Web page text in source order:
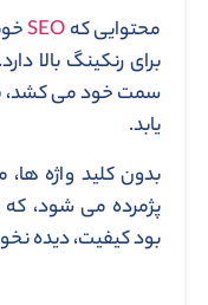
محتوایی کهSEO
برای رنکینگ بالا
یابد.
بدون کلید واژه
پژمرده می شود،
بود کیفیت، دیده